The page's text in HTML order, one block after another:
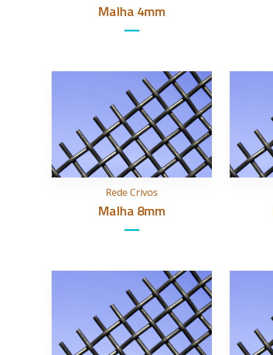
Malha 4mm
Rede Crivos
Malha 8mm